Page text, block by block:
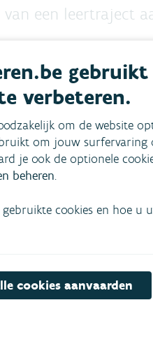
een leertraject
verbeteren.
om de website
om jouw surfervaring
je ook de optionele
beheren.
cookies en hoe
cookies aanvaarden